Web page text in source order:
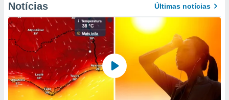
Notícias Últimas notícias